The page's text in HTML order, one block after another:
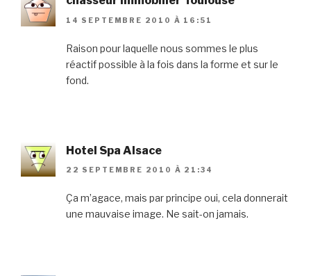
14 SEPTEMBRE 2010 À 16:51
Raison pour laquelle nous sommes le plus
réactif possible à la fois dans la forme et sur le
fond.
Hotel Spa Alsace
22 SEPTEMBRE 2010 À 21:34
Ça m’agace, mais par principe oui, cela donnerait
une mauvaise image. Ne sait-on jamais.